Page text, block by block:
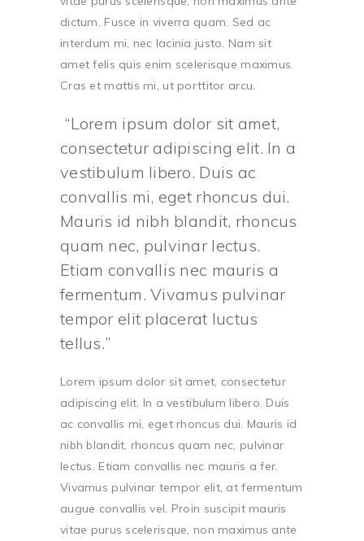
dictum. Fusce in viverra quam. Sed ac
interdum mi, nec lacinia justo. Nam sit
amet felis quis enim scelerisque maximus.
Cras et mattis mi, ut porttitor arcu.
Lorem ipsum dolor sit amet,
consectetur adipiscing elit. In a
vestibulum libero. Duis ac
convallis mi, eget rhoncus dui.
Mauris id nibh blandit, rhoncus
quam nec, pulvinar lectus.
Etiam convallis nec mauris a
fermentum. Vivamus pulvinar
tempor elit placerat luctus
tellus.
Lorem ipsum dolor sit amet, consectetur
adipiscing elit. In a vestibulum libero. Duis
ac convallis mi, eget rhoncus dui. Mauris id
nibh blandit, rhoncus quam nec, pulvinar
lectus. Etiam convallis nec mauris a fer.
Vivamus pulvinar tempor elit, at fermentum
augue convallis vel. Proin suscipit mauris
vitae purus scelerisque, non maximus ante